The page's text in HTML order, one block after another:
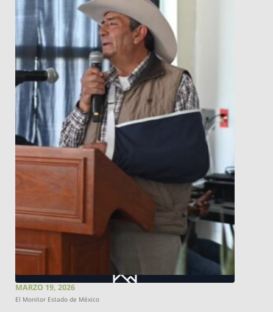
MARZO 19, 2026
El Monitor Estado de México